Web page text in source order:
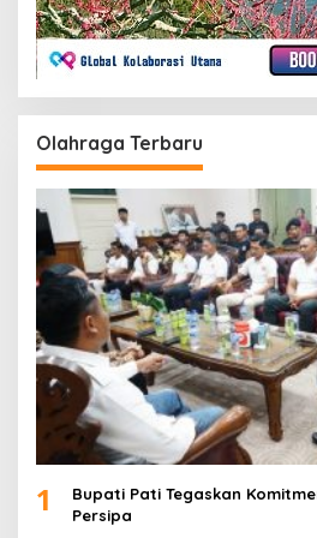
Olahraga Terbaru
1
Bupati Pati Tegaskan
Persipa